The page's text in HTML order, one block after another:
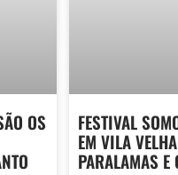
OS
FESTIVAL
EM VILA
PARALAMAS